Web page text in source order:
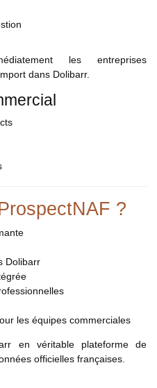
les entreprises
dans Dolibarr.
?
Dolibarr
les équipes commerciales
en véritable plateforme de
officielles françaises.